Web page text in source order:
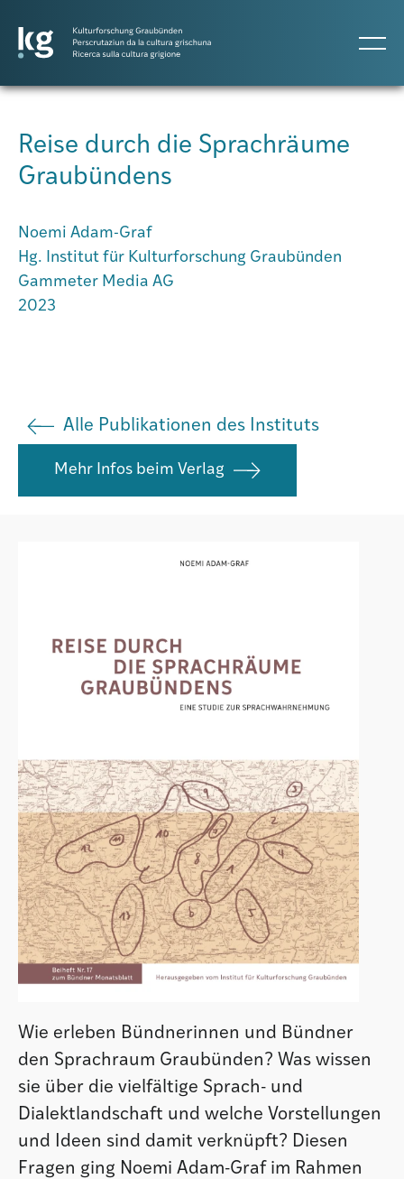
Projects
Publicaziuns
Persunas
Institut
Societad
Reise durch die Sprachräume
Graubündens
Noemi Adam-Graf
Hg. Institut für Kulturforschung Graubünden
Gammeter Media AG
2023
Alle Publikationen des Instituts
Mehr Infos beim Verlag
Wie erleben Bündnerinnen und Bündner
den Sprachraum Graubünden? Was wissen
sie über die vielfältige Sprach- und
Dialektlandschaft und welche Vorstellungen
und Ideen sind damit verknüpft? Diesen
Fragen ging Noemi Adam-Graf im Rahmen